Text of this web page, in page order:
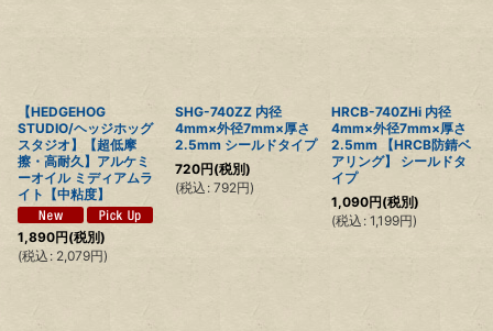
【HEDGEHOG
STUDIO/ヘッジホッグ
スタジオ】【超低摩
擦・高耐久】アルケミ
ーオイル ミディアムラ
イト【中粘度】
1,890円(税別)
(税込 : 2,079円)
SHG-740ZZ 内径
4mm×外径7mm×厚さ
2.5mm シールドタイプ
720円(税別)
(税込 : 792円)
HRCB-740ZHi 内径
4mm×外径7mm×厚さ
2.5mm 【HRCB防錆ベ
アリング】 シールドタ
イプ
1,090円(税別)
(税込 : 1,199円)